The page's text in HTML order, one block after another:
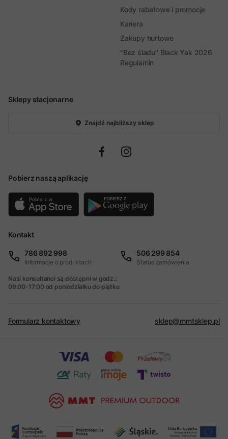
Sklepy stacjonarne
Znajdź najbliższy sklep
Pobierz naszą aplikację
Kody rabatowe i promocje
Kariera
Zakupy hurtowe
"Bez śladu" Black Yak 2026
Regulamin
Kontakt
786 892 998
Informacje o produktach
506 299 854
Status zamówienia
Nasi konsultanci są dostępni w godz.:
09:00-17:00 od poniedziałku do piątku
Formularz kontaktowy sklep@mmtsklep.pl